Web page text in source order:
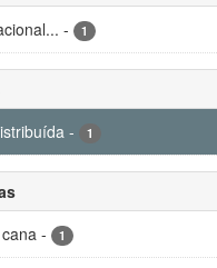
- 1
- 1
- 1